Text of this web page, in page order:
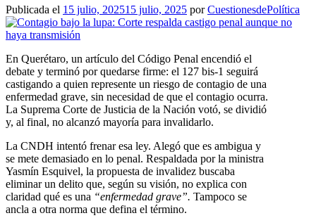
Publicada el 15 julio, 202515 julio, 2025 porCuestionesdePolítica
En Querétaro, un artículo del Código Penal encendió el
debate y terminó por quedarse firme: el 127 bis-1 seguirá
castigando a quien represente un riesgo de contagio de una
enfermedad grave, sin necesidad de que el contagio ocurra.
La Suprema Corte de Justicia de la Nación votó, se dividió
y, al final, no alcanzó mayoría para invalidarlo.
La CNDH intentó frenar esa ley. Alegó que es ambigua y
se mete demasiado en lo penal. Respaldada por la ministra
Yasmín Esquivel, la propuesta de invalidez buscaba
eliminar un delito que, según su visión, no explica con
claridad qué es una “enfermedad grave”. Tampoco se
ancla a otra norma que defina el término.